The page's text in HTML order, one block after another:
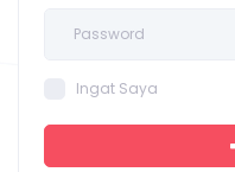
Ingat Saya